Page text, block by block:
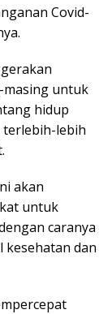
Covid-
masing untuk
hidup
lebih
akan
untuk
caranya
kesehatan dan